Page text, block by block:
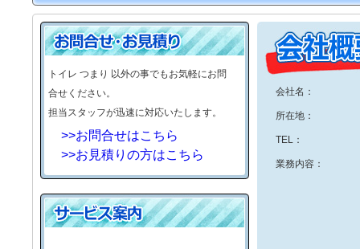
トイレ つまり 以外の事でもお気軽にお問
合せください。
担当スタッフが迅速に対応いたします。
>>お問合せはこちら
>>お見積りの方はこちら
会社名：
所在地：
TEL：
業務内容：